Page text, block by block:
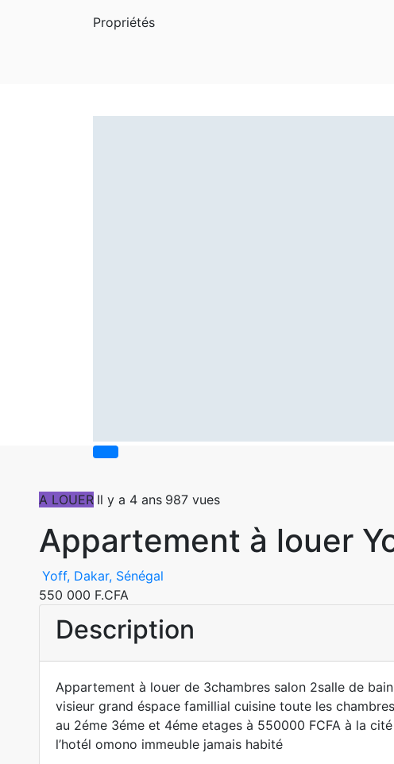
Propriétés
A LOUER Il y a 4 ans 987 vues
Appartement à louer
Yoff, Dakar, Sénégal
550 000 F.CFA
Description
Appartement à louer de 3chambres salon 2salle de
visieur grand éspace famillial cuisine toute les
au 2éme 3éme et 4éme etages à 550000 FCFA à la
l’hotél omono immeuble jamais habité